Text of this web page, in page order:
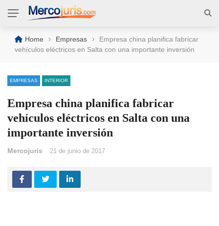
Home › Empresas ›
Empresa china planifica fabricar
vehículos eléctricos en Salta con una importante inversión
EMPRESAS INTERIOR
Empresa china planifica fabricar
vehículos eléctricos en Salta con una
importante inversión
Mercojuris 21 de junio de 2017